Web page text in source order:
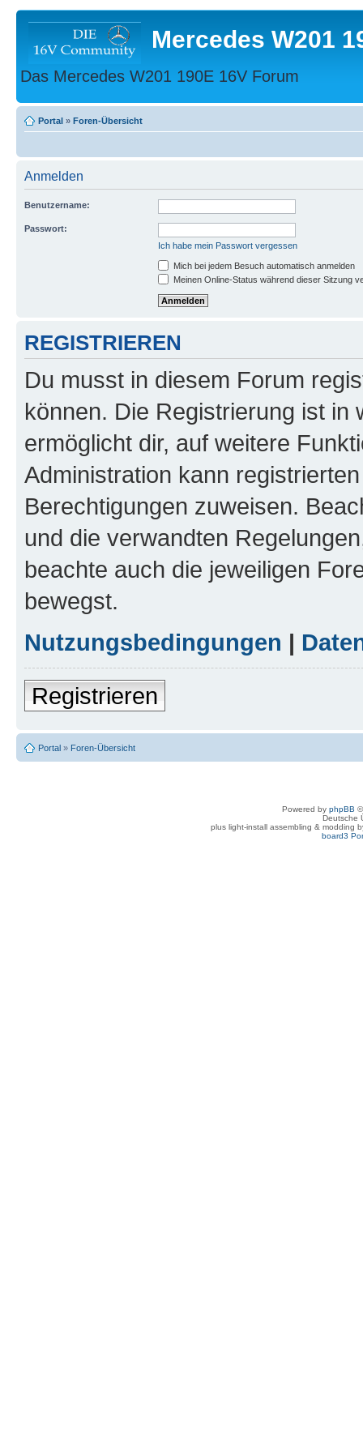
Mercedes W201
Das Mercedes W201 190E 16V Forum
Portal » Foren-Übersicht
Anmelden
Benutzername:
Passwort:
Ich habe mein Passwort vergessen
Mich bei jedem Besuch automatisch anmelden
Meinen Online-Status während dieser Sitzung
REGISTRIEREN
Du musst in diesem Forum
können. Die Registrierung ist in
ermöglicht dir, auf weitere
Administration kann
Berechtigungen zuweisen.
und die verwandten
beachte auch die jeweiligen
bewegst.
Nutzungsbedingungen |
Registrieren
Portal » Foren-Übersicht
Powered by phpBB
Deutsche
plus light-install assembling & modding
board3